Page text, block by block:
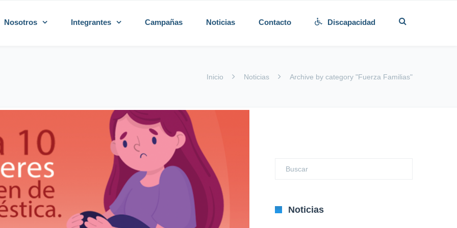
Nosotros Integrantes Campañas Noticias Contacto Discapacidad
Inicio Noticias Archive by category "Fuerza Familias"
Noticias